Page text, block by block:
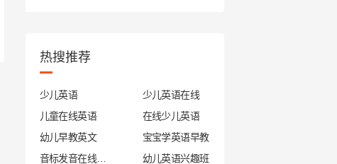
热搜推荐
少儿英语
少儿英语在线
儿童在线英语
在线少儿英语
幼儿早教英文
宝宝学英语早教
幼儿英语兴趣班